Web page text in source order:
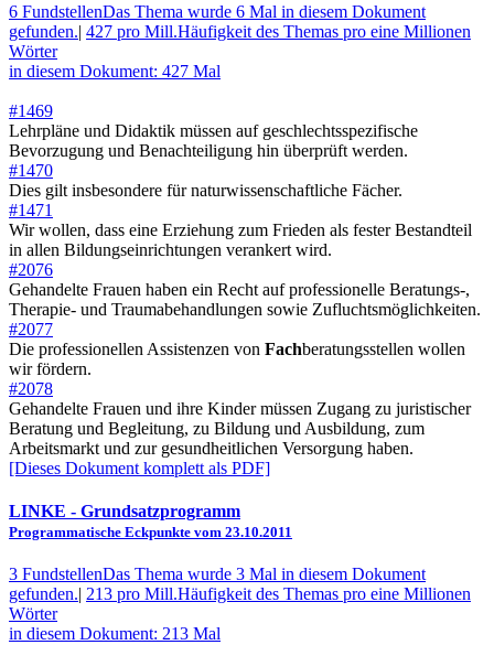
6 FundstellenDas Thema wurde 6 Mal in diesem Dokument
gefunden.| 427 pro Mill.Häufigkeit des Themas pro eine Millionen
Wörter
in diesem Dokument: 427 Mal
#1469
Lehrpläne und Didaktik müssen auf geschlechtsspezifische
Bevorzugung und Benachteiligung hin überprüft werden.
#1470
Dies gilt insbesondere für naturwissenschaftliche Fächer.
#1471
Wir wollen, dass eine Erziehung zum Frieden als fester Bestandteil
in allen Bildungseinrichtungen verankert wird.
#2076
Gehandelte Frauen haben ein Recht auf professionelle Beratungs-,
Therapie- und Traumabehandlungen sowie Zufluchtsmöglichkeiten.
#2077
Die professionellen Assistenzen von Fachberatungsstellen wollen
wir fördern.
#2078
Gehandelte Frauen und ihre Kinder müssen Zugang zu juristischer
Beratung und Begleitung, zu Bildung und Ausbildung, zum
Arbeitsmarkt und zur gesundheitlichen Versorgung haben.
[Dieses Dokument komplett als PDF]
LINKE - Grundsatzprogramm
Programmatische Eckpunkte vom 23.10.2011
3 FundstellenDas Thema wurde 3 Mal in diesem Dokument
gefunden.| 213 pro Mill.Häufigkeit des Themas pro eine Millionen
Wörter
in diesem Dokument: 213 Mal